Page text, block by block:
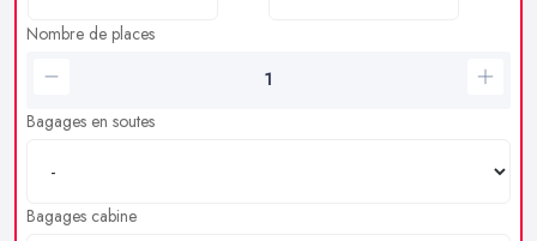
Nombre de places
Bagages en soutes
Bagages cabine